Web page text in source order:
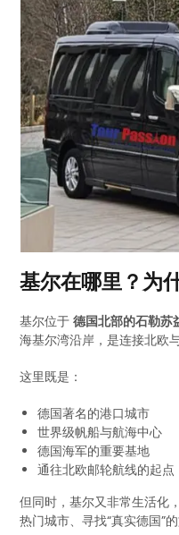
基尔在哪里？为
基尔位于德国北部的石勒苏
海基尔湾沿岸，是连接北欧
这里既是：
德国著名的港口城市
世界级帆船与航海中心
德国海军的重要基地
通往北欧邮轮航线的起点
但同时，基尔又非常生活化
热门城市、寻找“真实德国”的